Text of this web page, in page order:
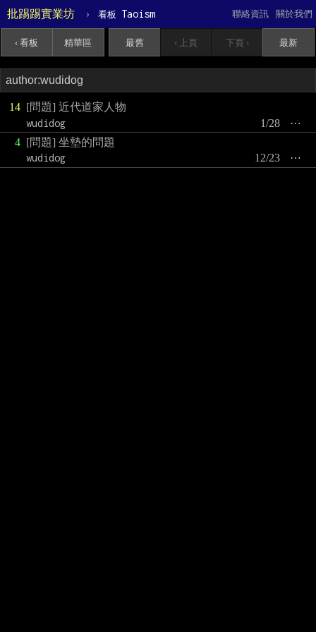
批踢踢實業坊 › 看板 Taoism 關於我們
聯絡資訊
‹ 看板 精華區 最舊 ‹ 上頁 下頁 › 最新
14 [問題] 近代道家人物
wudidog
⋯
1/28
4 [問題] 坐墊的問題
wudidog
⋯
12/23